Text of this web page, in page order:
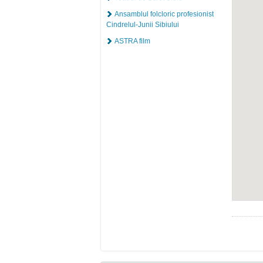
Ansamblul folcloric profesionist
Cindrelul-Junii Sibiului
ASTRA film